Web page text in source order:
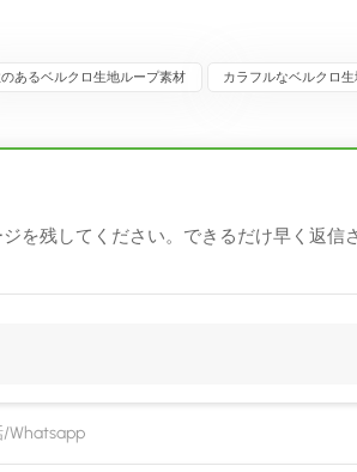
あるベルクロ生地ループ素材 カラフルなベルクロ
を残してください。できるだけ早く返信